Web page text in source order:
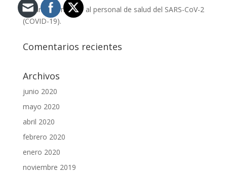
#Opinión: Impacto al personal de salud del SARS-CoV-2
(COVID-19).
Comentarios recientes
Archivos
junio 2020
mayo 2020
abril 2020
febrero 2020
enero 2020
noviembre 2019